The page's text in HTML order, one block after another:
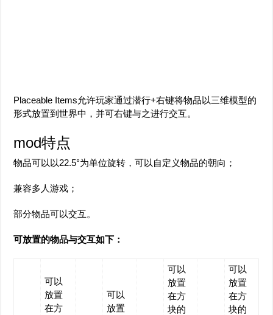
Placeable Items允许玩家通过潜行+右键将物品以三维模型的
形式放置到世界中，并可右键与之进行交互。
mod特点
物品可以以22.5°为单位旋转，可以自定义物品的朝向；
兼容多人游戏；
部分物品可以交互。
可放置的物品与交互如下：
可以
放置
在方
可以
放置
可以
放置
在方
块的
可以
放置
在方
块的